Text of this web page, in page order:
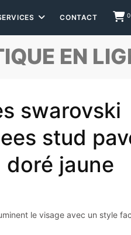
0
CONTACT
EN
swarovski
stud
jaune
le visage avec un style